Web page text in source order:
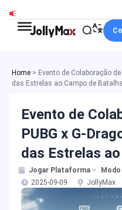
para
Home > Evento de Colaboração
das Estrelas ao Campo de Batalha
Evento de
PUBG x G-
das Estrelas
Jogar Plataforma
2025-09-09
JollyMax